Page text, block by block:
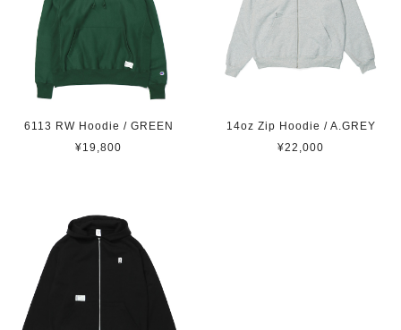
6113 RW Hoodie / GREEN
¥19,800
14oz Zip Hoodie / A.GREY
¥22,000